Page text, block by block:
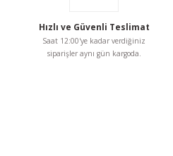
Hızlı ve Güvenli Teslimat
Saat 12:00'ye kadar verdiğiniz
siparişler aynı gün kargoda.